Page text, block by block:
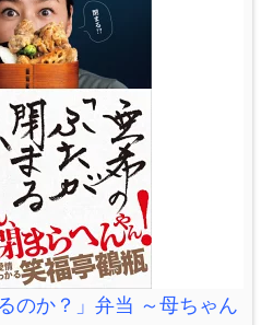
のか？」弁当 ～母ちゃん